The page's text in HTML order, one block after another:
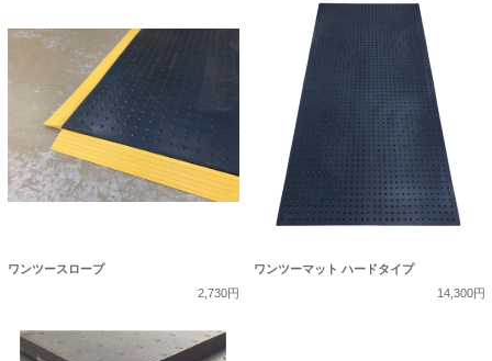
ワンツースロープ
2,730円
ワンツーマット ハードタイプ
14,300円